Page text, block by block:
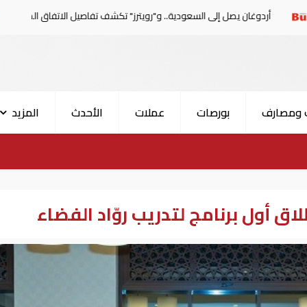
إلى السعودية.. و"رويترز" تكشف تفاصيل الاتفاق المرتقب
ومصارف بورصات عملات الأحدث المزيد
أول برنامج لتدريب روّاد الفضاء